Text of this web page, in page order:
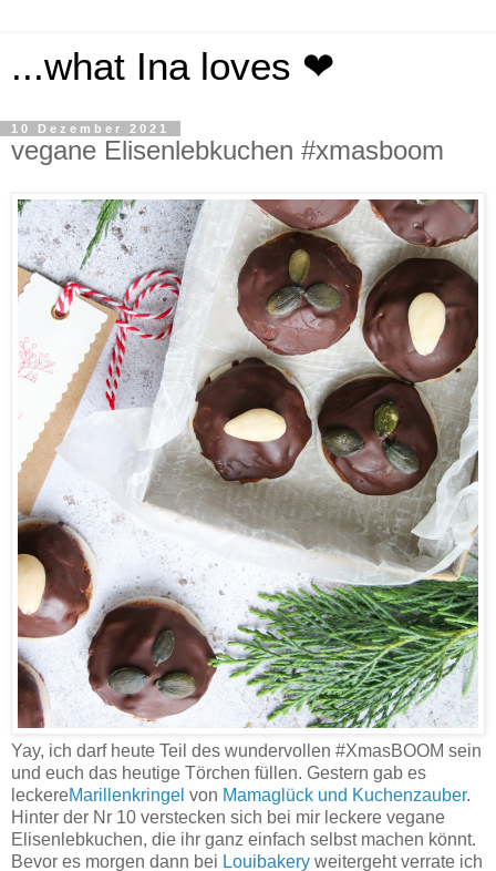
...what Ina loves ❤
10 Dezember 2021
vegane Elisenlebkuchen #xmasboom
Yay, ich darf heute Teil des wundervollen #XmasBOOM sein
und euch das heutige Törchen füllen. Gestern gab es
leckereMarillenkringel von Mamaglück und Kuchenzauber.
Hinter der Nr 10 verstecken sich bei mir leckere vegane
Elisenlebkuchen, die ihr ganz einfach selbst machen könnt.
Bevor es morgen dann bei Louibakery weitergeht verrate ich